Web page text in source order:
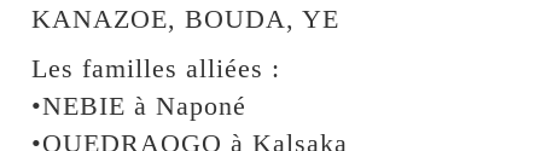
KANAZOE, BOUDA, YE
Les familles alliées :
•NEBIE à Naponé
•OUEDRAOGO à Kalsaka